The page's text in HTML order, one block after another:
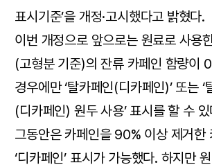
표시기준’을 개정·고시했다고 밝혔다.
이번 개정으로 앞으로는 원료로 사용
(고형분 기준)의 잔류 카페인 함량이
경우에만 ‘탈카페인(디카페인)’ 또는 ‘
(디카페인) 원두 사용’ 표시를 할 수
그동안은 카페인을 90% 이상 제거한
‘디카페인’ 표시가 가능했다. 하지만